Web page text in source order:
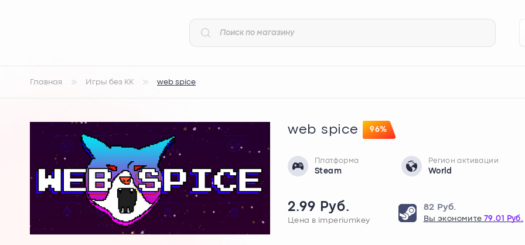
Главная Игры без КК web spice
web spice 96%
Платформа
Steam
Регион активации
World
2.99 Руб.
Цена в imperiumkey
82 Руб.
Вы экономите79.01 Руб.